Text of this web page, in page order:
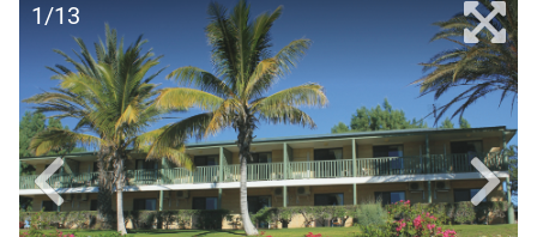
1/13